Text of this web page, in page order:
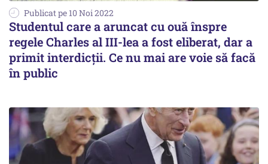
Publicat pe 10 Noi 2022
Studentul care a aruncat cu ouă înspre
regele Charles al III-lea a fost eliberat, dar a
primit interdicții. Ce nu mai are voie să facă
în public